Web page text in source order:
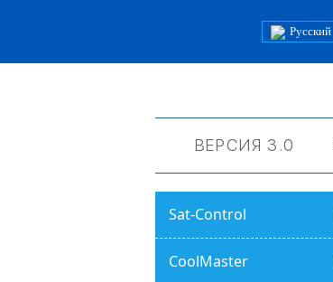
Русский
ВЕРСИЯ 3.0
Sat-Control
CoolMaster